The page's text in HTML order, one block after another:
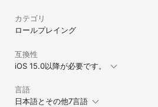
カテゴリ
ロールプレイング
互換性
iOS 15.0以降が必要です。
言語
日本語とその他7言語